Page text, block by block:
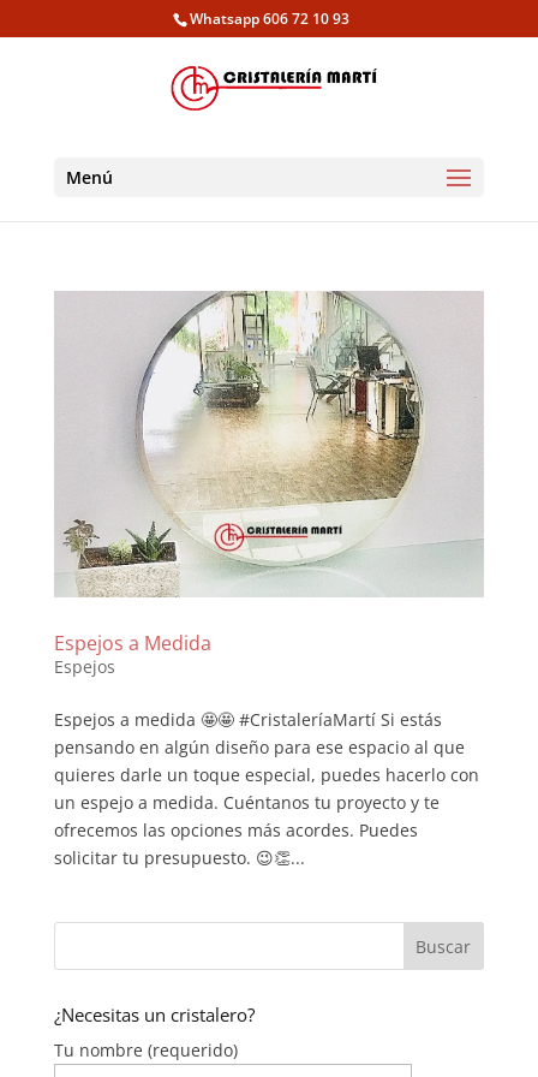
Whatsapp 606 72 10 93
Menú
Espejos a Medida
Espejos
Espejos a medida 🤩🤩 #CristaleríaMartí Si estás
pensando en algún diseño para ese espacio al que
quieres darle un toque especial, puedes hacerlo con
un espejo a medida. Cuéntanos tu proyecto y te
ofrecemos las opciones más acordes. Puedes
solicitar tu presupuesto. 😉👏...
¿Necesitas un cristalero?
Tu nombre (requerido)